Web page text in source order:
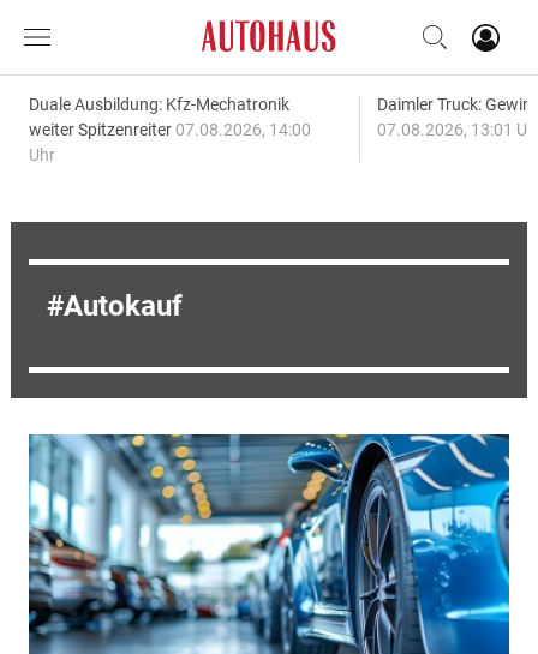
Duale Ausbildung: Kfz-Mechatronik
weiter Spitzenreiter 07.08.2026, 14:00
Uhr
Daimler Truck:
07.08.2026, 13:01
Autokauf